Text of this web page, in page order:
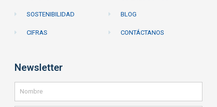
SOSTENIBILIDAD
CIFRAS
BLOG
CONTÁCTANOS
Newsletter